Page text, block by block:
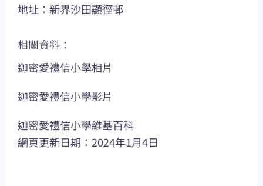
地址：新界沙田顯徑邨
相關資料：
迦密愛禮信小學相片
迦密愛禮信小學影片
迦密愛禮信小學維基百科
網頁更新日期：2024年1月4日